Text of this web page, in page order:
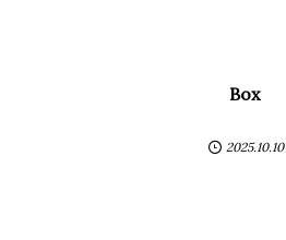
Box
2025.10.10